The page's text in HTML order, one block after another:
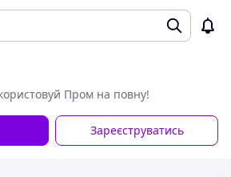
Пром на повну!
Зареєструватись